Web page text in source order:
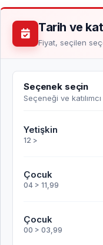
Tarih ve
Fiyat, seçilen
Seçenek seçin
Seçeneği ve katılımcı
Yetişkin
12 >
Çocuk
04 > 11,99
Çocuk
00 > 03,99